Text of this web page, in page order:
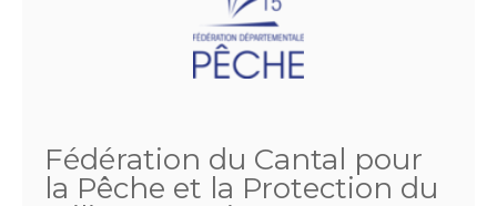
Fédération du Cantal pour
la Pêche et la Protection du